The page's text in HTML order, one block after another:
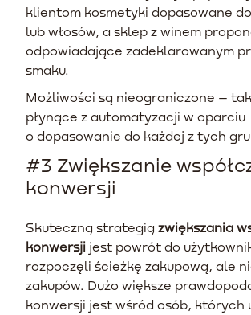
klientom kosmetyki dopasowane
lub włosów, a sklep z winem
odpowiadające zadeklarowanym
smaku.
Możliwości są nieograniczone –
płynące z automatyzacji w oparciu
o dopasowanie do każdej z tych
#3 Zwiększanie
konwersji
Skuteczną strategią zwiększania
konwersji jest powrót do
rozpoczęli ścieżkę zakupową, ale
zakupów. Dużo większe
konwersji jest wśród osób, których